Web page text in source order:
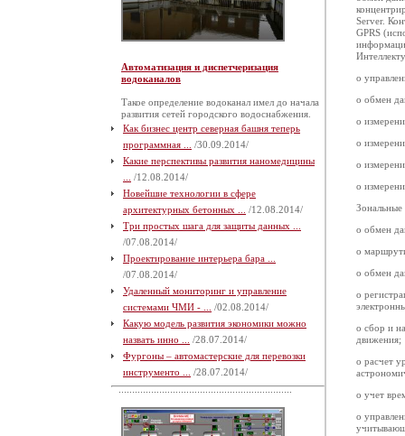
Автоматизация и диспетчеризация
водоканалов
Такое определение водоканал имел до начала
развития сетей городского водоснабжения.
Как бизнес центр северная башня теперь
программная ...
/30.09.2014/
Какие перспективы развития наномедицины
/12.08.2014/
Новейшие технологии в сфере
архитектурных бетонных ...
/12.08.2014/
Три простых шага для защиты данных ...
/07.08.2014/
Проектирование интерьера бара ...
/07.08.2014/
Удаленный мониторинг и управление
системами ЧМИ - ...
/02.08.2014/
Какую модель развития экономики можно
назвать инно ...
/28.07.2014/
Фургоны – автомастерские для перевозки
инструменто ...
/28.07.2014/
Server.
GPRS
o
o обмен
o
o
o
o
o обмен
o
o обмен
o
o сбор и
движения;
o расчет
o учет
o